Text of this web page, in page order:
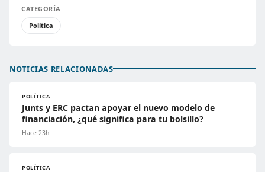
CATEGORÍA
Política
NOTICIAS RELACIONADAS
POLÍTICA
Junts y ERC pactan apoyar el nuevo modelo de
financiación, ¿qué significa para tu bolsillo?
Hace 23h
POLÍTICA